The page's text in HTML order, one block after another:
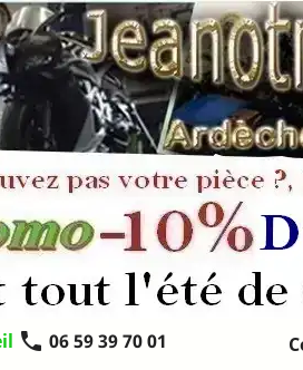
phone 06 59 39 70 01